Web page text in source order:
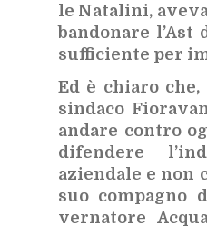
le Na­ta­li­ni,
ban­do­na­re l’A­st
suf­fi­cien­te per
Ed è chia­ro
sin­da­co
an­da­re con­tro
di­fen­de­re
azien­da­le e non
suo
ver­na­to­re